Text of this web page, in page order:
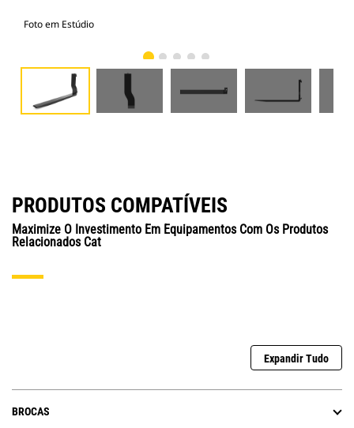
Foto em Estúdio
PRODUTOS COMPATÍVEIS
Maximize O Investimento Em Equipamentos Com Os Produtos
Relacionados Cat
Expandir Tudo
BROCAS